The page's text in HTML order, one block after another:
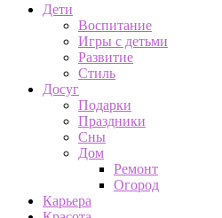
Дети
Воспитание
Игры с детьми
Развитие
Стиль
Досуг
Подарки
Праздники
Сны
Дом
Ремонт
Огород
Карьера